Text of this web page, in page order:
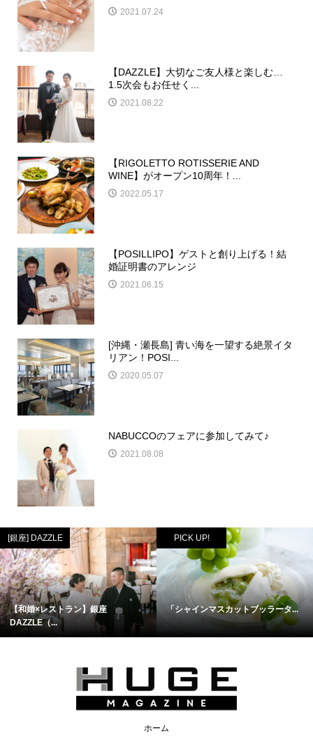
2021.07.24
【DAZZLE】大切なご友人様と楽しむ…
1.5次会もお任せく...
2021.08.22
【RIGOLETTO ROTISSERIE AND
WINE】がオープン10周年！...
2022.05.17
【POSILLIPO】ゲストと創り上げる！結
婚証明書のアレンジ
2021.06.15
[沖縄・瀬長島] 青い海を一望する絶景イタ
リアン！POSI...
2020.05.07
NABUCCOのフェアに参加してみて♪
2021.08.08
[銀座] DAZZLE
【和婚×レストラン】銀座
DAZZLE（...
PICK UP!
「シャインマスカットブッラータ...
ホーム